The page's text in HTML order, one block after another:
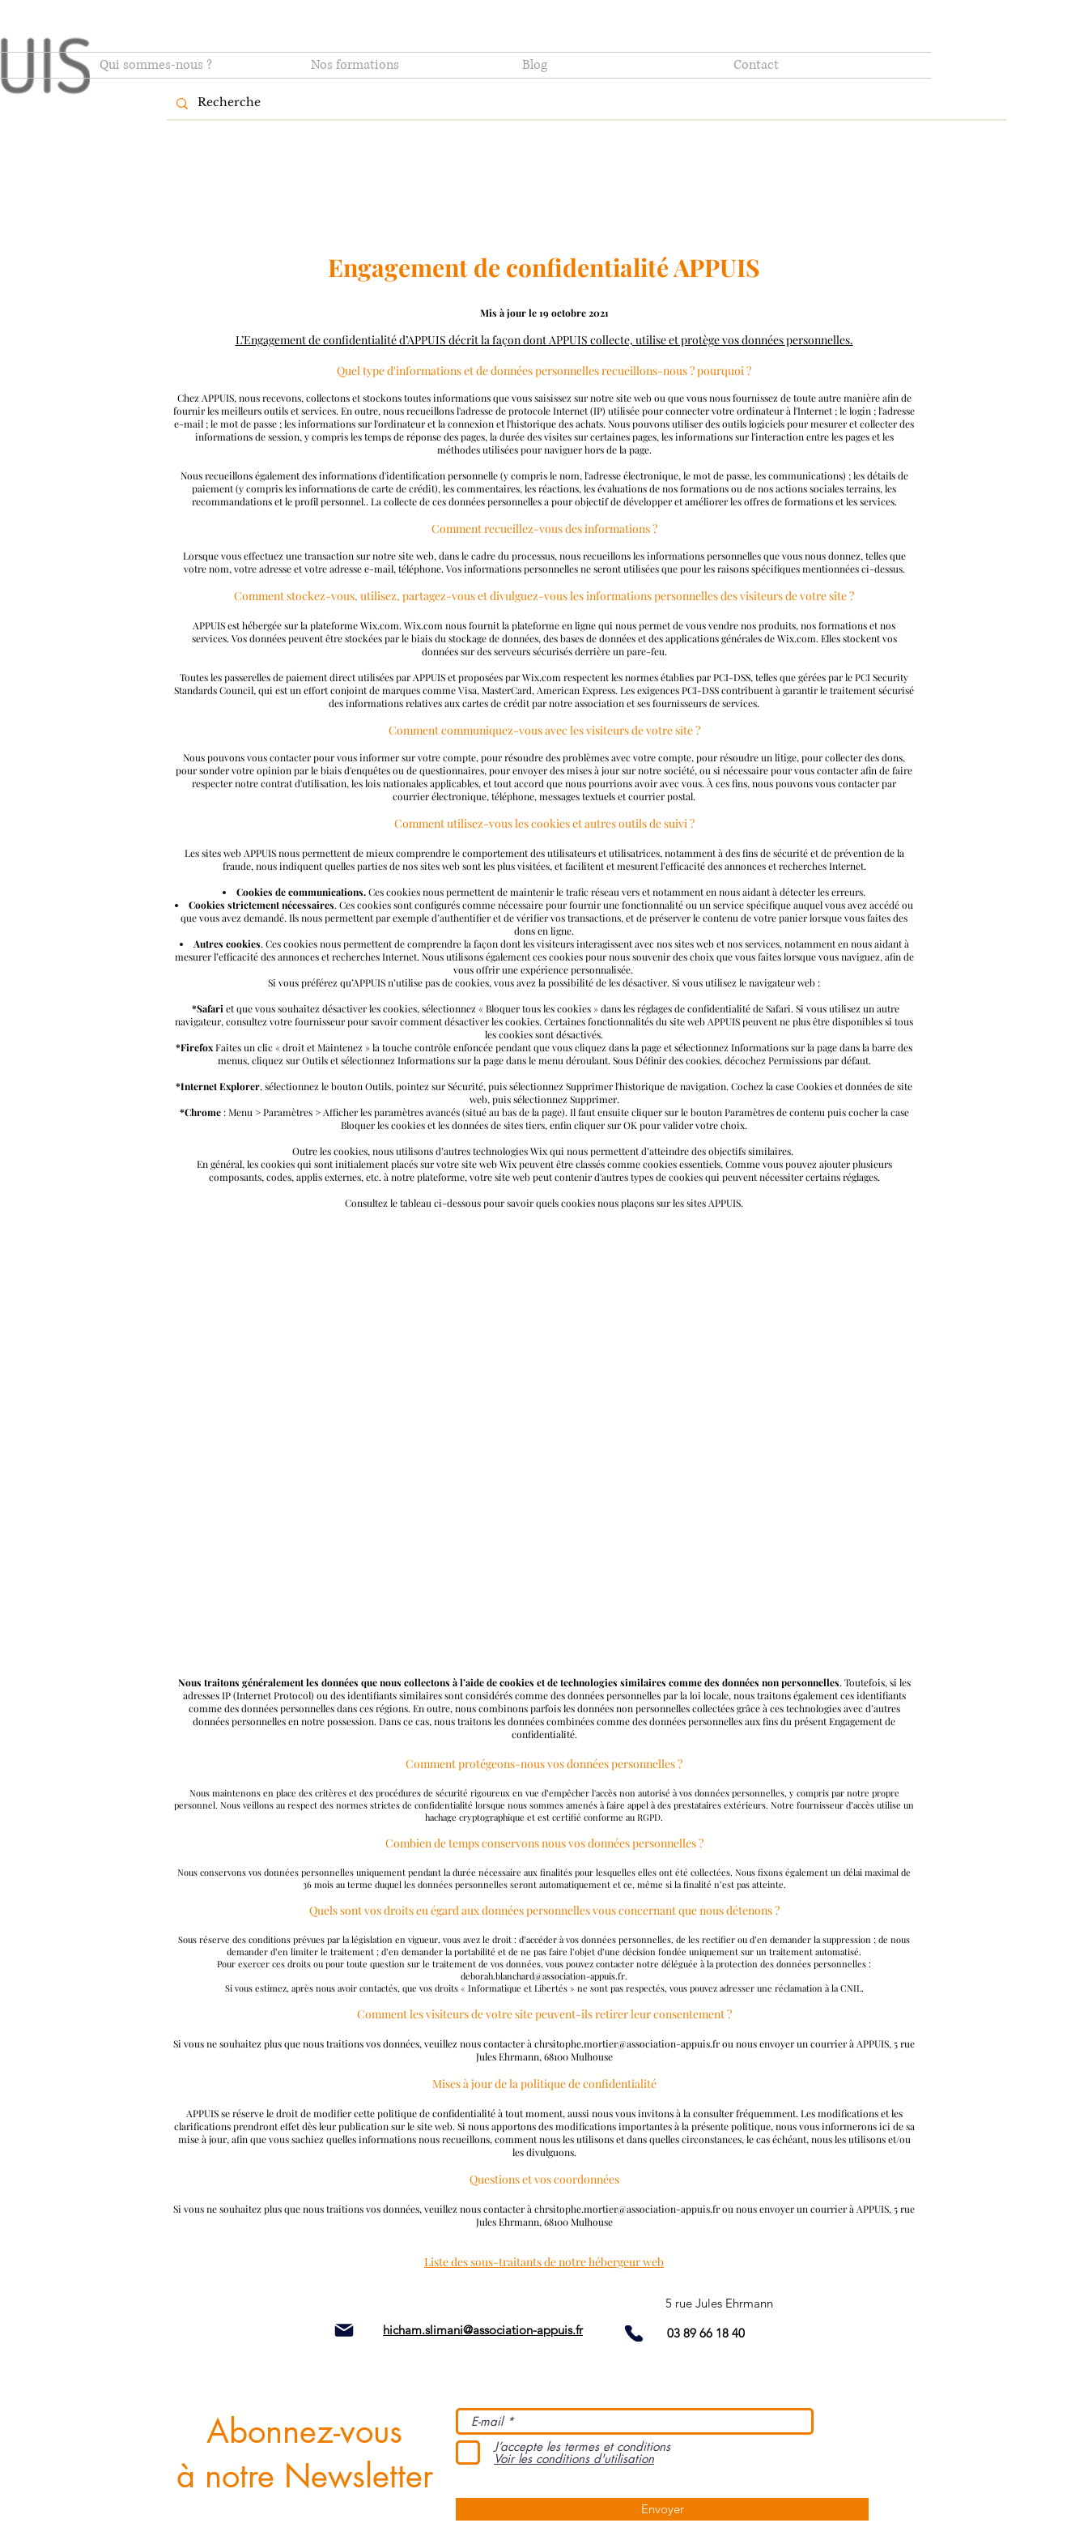
Qui sommes-nous ? Nos formations Blog Contact
Engagement de confidentialité APPUIS
Mis à jour le 19 octobre 2021
L’Engagement de confidentialité d’APPUIS décrit la façon dont APPUIS collecte, utilise et protège vos données personnelles.
Quel type d'informations et de données personnelles recueillons-nous ? pourquoi ?
Chez APPUIS, nous recevons, collectons et stockons toutes informations que vous saisissez sur notre site web ou que vous nous fournissez de toute autre manière afin de
fournir les meilleurs outils et services. En outre, nous recueillons l'adresse de protocole Internet (IP) utilisée pour connecter votre ordinateur à l'Internet ; le login ; l'adresse
e-mail ; le mot de passe ; les informations sur l'ordinateur et la connexion et l'historique des achats. Nous pouvons utiliser des outils logiciels pour mesurer et collecter des
informations de session, y compris les temps de réponse des pages, la durée des visites sur certaines pages, les informations sur l'interaction entre les pages et les
méthodes utilisées pour naviguer hors de la page.
Nous recueillons également des informations d'identification personnelle (y compris le nom, l'adresse électronique, le mot de passe, les communications) ; les détails de
paiement (y compris les informations de carte de crédit), les commentaires, les réactions, les évaluations de nos formations ou de nos actions sociales terrains, les
recommandations et le profil personnel.. La collecte de ces données personnelles a pour objectif de développer et améliorer les offres de formations et les services.
Comment recueillez-vous des informations ?
Lorsque vous effectuez une transaction sur notre site web, dans le cadre du processus, nous recueillons les informations personnelles que vous nous donnez, telles que
votre nom, votre adresse et votre adresse e-mail, téléphone. Vos informations personnelles ne seront utilisées que pour les raisons spécifiques mentionnées ci-dessus.
Comment stockez-vous, utilisez, partagez-vous et divulguez-vous les informations personnelles des visiteurs de votre site ?
APPUIS est hébergée sur la plateforme Wix.com. Wix.com nous fournit la plateforme en ligne qui nous permet de vous vendre nos produits, nos formations et nos
services. Vos données peuvent être stockées par le biais du stockage de données, des bases de données et des applications générales de Wix.com. Elles stockent vos
données sur des serveurs sécurisés derrière un pare-feu.
Toutes les passerelles de paiement direct utilisées par APPUIS et proposées par Wix.com respectent les normes établies par PCI-DSS, telles que gérées par le PCI Security
Standards Council, qui est un effort conjoint de marques comme Visa, MasterCard, American Express. Les exigences PCI-DSS contribuent à garantir le traitement sécurisé
des informations relatives aux cartes de crédit par notre association et ses fournisseurs de services.
Comment communiquez-vous avec les visiteurs de votre site ?
Nous pouvons vous contacter pour vous informer sur votre compte, pour résoudre des problèmes avec votre compte, pour résoudre un litige, pour collecter des dons,
pour sonder votre opinion par le biais d'enquêtes ou de questionnaires, pour envoyer des mises à jour sur notre société, ou si nécessaire pour vous contacter afin de faire
respecter notre contrat d'utilisation, les lois nationales applicables, et tout accord que nous pourrions avoir avec vous. À ces fins, nous pouvons vous contacter par
courrier électronique, téléphone, messages textuels et courrier postal.
Comment utilisez-vous les cookies et autres outils de suivi ?
Les sites web APPUIS nous permettent de mieux comprendre le comportement des utilisateurs et utilisatrices, notamment à des fins de sécurité et de prévention de la
fraude, nous indiquent quelles parties de nos sites web sont les plus visitées, et facilitent et mesurent l’efficacité des annonces et recherches Internet.
Cookies de communications.Ces cookies nous permettent de maintenir le trafic réseau vers et notamment en nous aidant à détecter les erreurs.
Cookies strictement nécessaires. Ces cookies sont configurés comme nécessaire pour fournir une fonctionnalité ou un service spécifique auquel vous avez accédé ou
que vous avez demandé. Ils nous permettent par exemple d’authentifier et de vérifier vos transactions, et de préserver le contenu de votre panier lorsque vous faites des
dons en ligne.
Autres cookies. Ces cookies nous permettent de comprendre la façon dont les visiteurs interagissent avec nos sites web et nos services, notamment en nous aidant à
mesurer l’efficacité des annonces et recherches Internet. Nous utilisons également ces cookies pour nous souvenir des choix que vous faites lorsque vous naviguez, afin de
vous offrir une expérience personnalisée.
Si vous préférez qu’APPUIS n’utilise pas de cookies, vous avez la possibilité de les désactiver. Si vous utilisez le navigateur web :
*Safari et que vous souhaitez désactiver les cookies, sélectionnez « Bloquer tous les cookies » dans les réglages de confidentialité de Safari. Si vous utilisez un autre
navigateur, consultez votre fournisseur pour savoir comment désactiver les cookies. Certaines fonctionnalités du site web APPUIS peuvent ne plus être disponibles si tous
les cookies sont désactivés.
*FirefoxFaites un clic « droit et Maintenez » la touche contrôle enfoncée pendant que vous cliquez dans la page et sélectionnez Informations sur la page dans la barre des
menus, cliquez sur Outils et sélectionnez Informations sur la page dans le menu déroulant. Sous Définir des cookies, décochez Permissions par défaut.
*Internet Explorer, sélectionnez le bouton Outils, pointez sur Sécurité, puis sélectionnez Supprimer l'historique de navigation. Cochez la case Cookies et données de site
web, puis sélectionnez Supprimer.
*Chrome: Menu > Paramètres > Afficher les paramètres avancés (situé au bas de la page). Il faut ensuite cliquer sur le bouton Paramètres de contenu puis cocher la case
Bloquer les cookies et les données de sites tiers, enfin cliquer sur OK pour valider votre choix.
Outre les cookies, nous utilisons d’autres technologies Wix qui nous permettent d’atteindre des objectifs similaires.
En général, les cookies qui sont initialement placés sur votre site web Wix peuvent être classés comme cookies essentiels. Comme vous pouvez ajouter plusieurs
composants, codes, applis externes, etc. à notre plateforme, votre site web peut contenir d'autres types de cookies qui peuvent nécessiter certains réglages.
Consultez le tableau ci-dessous pour savoir quels cookies nous plaçons sur les sites APPUIS.
Nous traitons généralement les données que nous collectons à l’aide de cookies et de technologies similaires comme des données non personnelles. Toutefois, si les
adresses IP (Internet Protocol) ou des identifiants similaires sont considérés comme des données personnelles par la loi locale, nous traitons également ces identifiants
comme des données personnelles dans ces régions. En outre, nous combinons parfois les données non personnelles collectées grâce à ces technologies avec d’autres
données personnelles en notre possession. Dans ce cas, nous traitons les données combinées comme des données personnelles aux fins du présent Engagement de
confidentialité.
Comment protégeons-nous vos données personnelles ?
Nous maintenons en place des critères et des procédures de sécurité rigoureux en vue d’empêcher l'accès non autorisé à vos données personnelles, y compris par notre propre
personnel. Nous veillons au respect des normes strictes de confidentialité lorsque nous sommes amenés à faire appel à des prestataires extérieurs. Notre fournisseur d’accès utilise un
hachage cryptographique et est certifié conforme au RGPD.
Combien de temps conservons nous vos données personnelles ?
Nous conservons vos données personnelles uniquement pendant la durée nécessaire aux finalités pour lesquelles elles ont été collectées. Nous fixons également un délai maximal de
36 mois au terme duquel les données personnelles seront automatiquement et ce, même si la finalité n’est pas atteinte.
Quels sont vos droits eu égard aux données personnelles vous concernant que nous détenons ?
Sous réserve des conditions prévues par la législation en vigueur, vous avez le droit : d’accéder à vos données personnelles, de les rectifier ou d’en demander la suppression ; de nous
demander d’en limiter le traitement ; d’en demander la portabilité et de ne pas faire l’objet d’une décision fondée uniquement sur un traitement automatisé.
Pour exercer ces droits ou pour toute question sur le traitement de vos données, vous pouvez contacter notre déléguée à la protection des données personnelles :
deborah.blanchard@association-appuis.fr.
Si vous estimez, après nous avoir contactés, que vos droits « Informatique et Libertés » ne sont pas respectés, vous pouvez adresser une réclamation à la CNIL.
Comment les visiteurs de votre site peuvent-ils retirer leur consentement ?
Si vous ne souhaitez plus que nous traitions vos données, veuillez nous contacter à chrsitophe.mortier@association-appuis.frou nous envoyer un courrier à APPUIS, 5 rue
Jules Ehrmann, 68100 Mulhouse
Mises à jour de la politique de confidentialité
APPUIS se réserve le droit de modifier cette politique de confidentialité à tout moment, aussi nous vous invitons à la consulter fréquemment. Les modifications et les
clarifications prendront effet dès leur publication sur le site web. Si nous apportons des modifications importantes à la présente politique, nous vous informerons ici de sa
mise à jour, afin que vous sachiez quelles informations nous recueillons, comment nous les utilisons et dans quelles circonstances, le cas échéant, nous les utilisons et/ou
les divulguons.
Questions et vos coordonnées
Si vous ne souhaitez plus que nous traitions vos données, veuillez nous contacter à chrsitophe.mortier@association-appuis.frou nous envoyer un courrier à APPUIS, 5 rue
Jules Ehrmann, 68100 Mulhouse
Liste des sous-traitants de notre hébergeur web
5 rue Jules Ehrmann
hicham.slimani@association-appuis.fr
03 89 66 18 40
Abonnez-vous
à notre Newsletter
J’accepte les termes et conditions
Voir les conditions d'utilisation
Envoyer